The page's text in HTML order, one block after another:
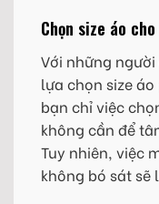
Chọn size áo
Với những
lựa chọn size
bạn chỉ việc
không cần để
Tuy nhiên, việc
không bó sát sẽ